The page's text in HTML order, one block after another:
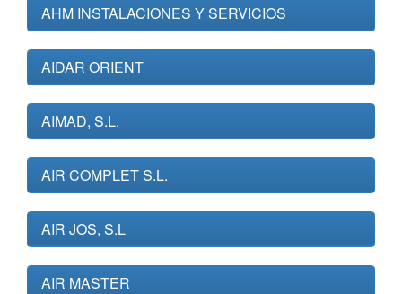
AHM INSTALACIONES Y SERVICIOS
AIDAR ORIENT
AIMAD, S.L.
AIR COMPLET S.L.
AIR JOS, S.L
AIR MASTER